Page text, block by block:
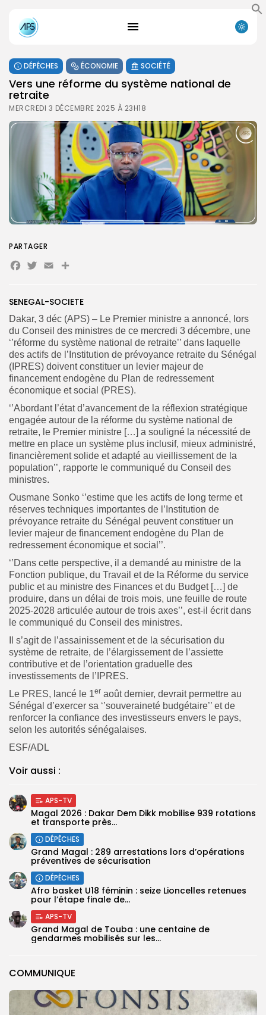
Search
for:
FR
DÉPÊCHES ÉCONOMIE SOCIÉTÉ
Vers une réforme du système national de
retraite
MERCREDI 3 DÉCEMBRE 2025 À 23H18
COMMUNIQUE
SENEGAL-SOCIETE
Dakar, 3 déc (APS) – Le Premier ministre a annoncé, lors
du Conseil des ministres de ce mercredi 3 décembre, une
‘’réforme du système national de retraite’’ dans laquelle
des actifs de l’Institution de prévoyance retraite du Sénégal
(IPRES) doivent constituer un levier majeur de
financement endogène du Plan de redressement
économique et social (PRES).
‘’Abordant l’état d’avancement de la réflexion stratégique
engagée autour de la réforme du système national de
retraite, le Premier ministre […] a souligné la nécessité de
mettre en place un système plus inclusif, mieux administré,
financièrement solide et adapté au vieillissement de la
population’’, rapporte le communiqué du Conseil des
ministres.
Ousmane Sonko ‘’estime que les actifs de long terme et
réserves techniques importantes de l’Institution de
prévoyance retraite du Sénégal peuvent constituer un
levier majeur de financement endogène du Plan de
redressement économique et social’’.
‘’Dans cette perspective, il a demandé au ministre de la
Fonction publique, du Travail et de la Réforme du service
public et au ministre des Finances et du Budget […] de
produire, dans un délai de trois mois, une feuille de route
2025-2028 articulée autour de trois axes’’, est-il écrit dans
le communiqué du Conseil des ministres.
Il s’agit de l’assainissement et de la sécurisation du
système de retraite, de l’élargissement de l’assiette
contributive et de l’orientation graduelle des
investissements de l’IPRES.
Le PRES, lancé le 1er août dernier, devrait permettre au
Sénégal d’exercer sa ‘’souveraineté budgétaire’’ et de
renforcer la confiance des investisseurs envers le pays,
selon les autorités sénégalaises.
ESF/ADL
Voir aussi :
APS-TV
Magal 2026 : Dakar Dem Dikk mobilise 939 rotations
et transporte près...
DÉPÊCHES
Grand Magal : 289 arrestations lors d’opérations
préventives de sécurisation
DÉPÊCHES
‎Afro basket U18 féminin : seize Lioncelles retenues
pour l’étape finale de...
APS-TV
Grand Magal de Touba : une centaine de
gendarmes mobilisés sur les...
PARTAGER
Facebook
Twitter
Email